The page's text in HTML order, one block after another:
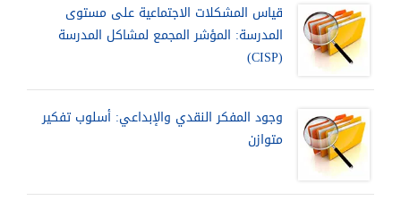
قياس المشكلات الاجتماعية على مستوى
المدرسة: المؤشر المجمع لمشاكل المدرسة
(CISP)
وجود المفكر النقدي والإبداعي: أسلوب تفكير
متوازن